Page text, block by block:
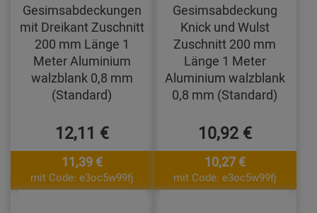
Gesimsabdeckungen
mit Dreikant Zuschnitt
200 mm Länge 1
Meter Aluminium
walzblank 0,8 mm
(Standard)
12,11 €
11,39 €
mit Code: e3oc5w99fj
Gesimsabdeckung
Knick und Wulst
Zuschnitt 200 mm
Länge 1 Meter
Aluminium walzblank
0,8 mm (Standard)
10,92 €
10,27 €
mit Code: e3oc5w99fj